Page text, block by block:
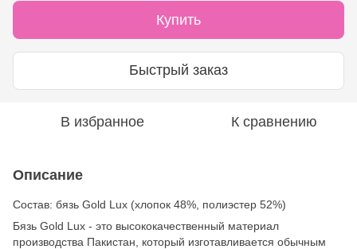
Купить
Быстрый заказ
В избранное К сравнению
Описание
Состав: бязь Gold Lux (хлопок 48%, полиэстер 52%)
Бязь Gold Lux - это высококачественный материал
производства Пакистан, который изготавливается обычным